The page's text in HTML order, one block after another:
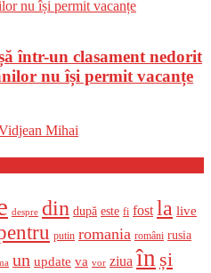
într-un clasament nedorit
nu își permit vacanțe
Mihai
despre din după este fi fost la live
putin romania români rusia
un update va vor ziua în și